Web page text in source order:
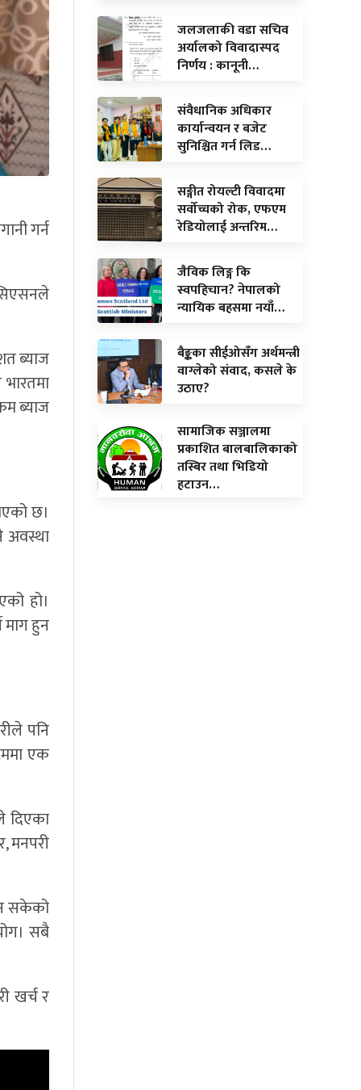
गर्न
ब्याज
भारतमा
ब्याज
छ।
अवस्था
हो।
माग हुन
पनि
एक
दिएका
मनपरी
सकेको
सबै
खर्च र
जलजलाकी वडा सचिव
अर्यालको विवादास्पद
निर्णय : कानूनी…
संवैधानिक अधिकार
कार्यान्वयन र बजेट
सुनिश्चित गर्न लिड…
सङ्गीत रोयल्टी विवादमा
सर्वोच्चको रोक, एफएम
रेडियोलाई अन्तरिम…
जैविक लिङ्ग कि
स्वपहिचान? नेपालको
न्यायिक बहसमा नयाँ…
बैङ्कका सीईओसँग अर्थमन्त्री
वाग्लेको संवाद, कसले के
उठाए?
सामाजिक सञ्जालमा
प्रकाशित बालबालिकाको
तस्बिर तथा भिडियो
हटाउन…